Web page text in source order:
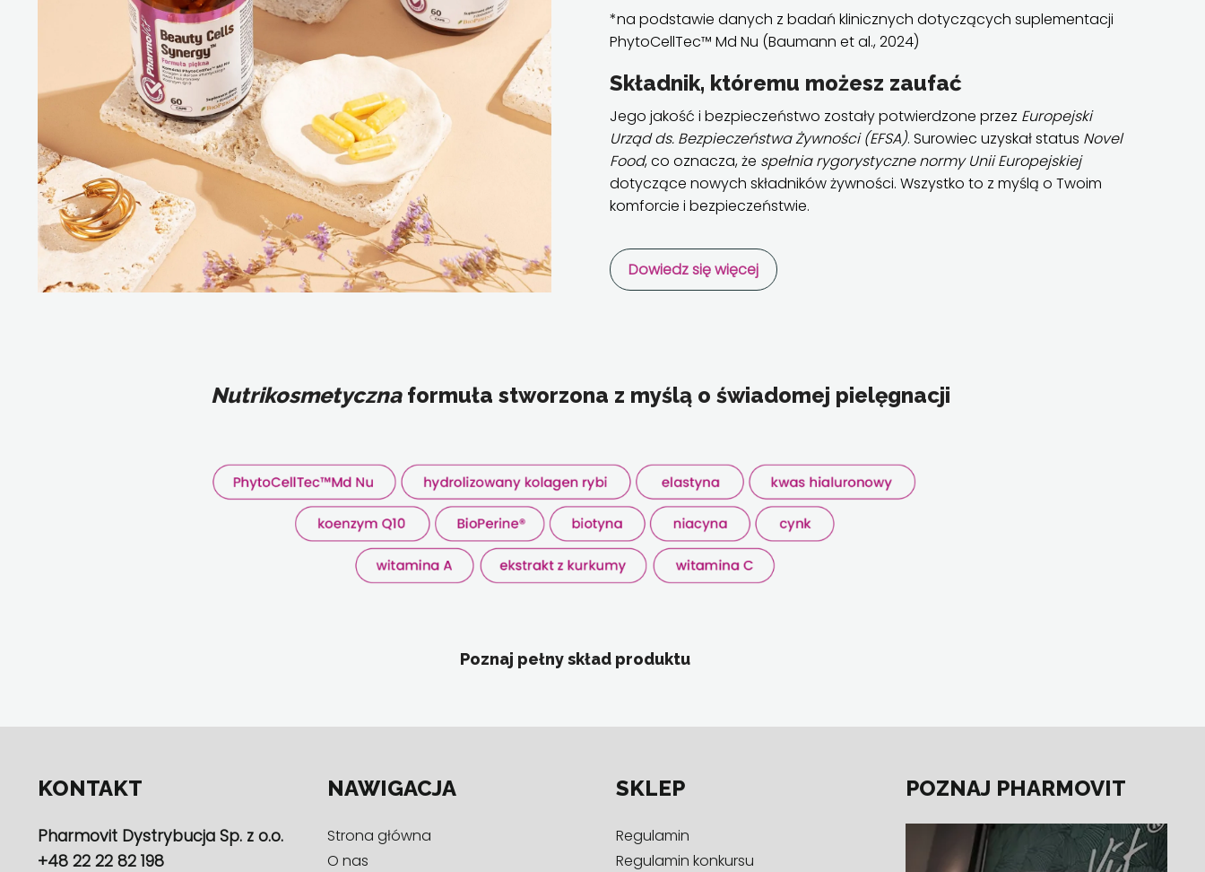
*na podstawie danych z badań klinicznych dotyczących suplementacji
PhytoCellTec™ Md Nu (Baumann et al., 2024)
Składnik, któremu możesz zaufać
Jego jakość i bezpieczeństwo zostały potwierdzone przez Europejski
Urząd ds. Bezpieczeństwa Żywności (EFSA). Surowiec uzyskał status Novel
Food, co oznacza, że spełnia rygorystyczne normy Unii Europejskiej
dotyczące nowych składników żywności. Wszystko to z myślą o Twoim
komforcie i bezpieczeństwie.
Dowiedz się więcej
Nutrikosmetycznaformuła stworzona z myślą o świadomej pielęgnacji
Poznaj pełny skład produktu
KONTAKT
Pharmovit Dystrybucja Sp. z o.o.
+48 22 22 82 198
NAWIGACJA
Strona główna
O nas
SKLEP
Regulamin
Regulamin konkursu
POZNAJ PHARMOVIT